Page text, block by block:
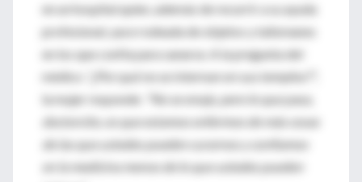
en un hospital quien, además de recurrir a su ayuda
profesional, yace rodeada de objetos y talismanes
en los que confía para sanarse. A la pregunta del
médico
"¿Por qué no se internan en sus templos?"
la mujer responde:
"No se enoje, pero lo que pasa,
doctorcito, es que estamos enfermos de más cosas
de las que ustedes pueden curarnos y confiamos
en la medicina menos de lo que ustedes pueden